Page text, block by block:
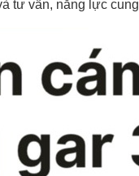
tư vấn, năng lực